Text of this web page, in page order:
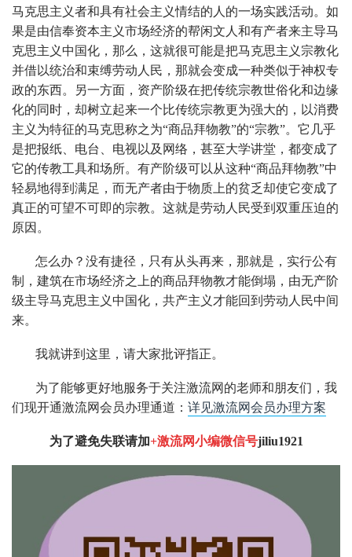
马克思主义者和具有社会主义情结的人的一场实践活动。如
果是由信奉资本主义市场经济的帮闲文人和有产者来主导马
克思主义中国化，那么，这就很可能是把马克思主义宗教化
并借以统治和束缚劳动人民，那就会变成一种类似于神权专
政的东西。另一方面，资产阶级在把传统宗教世俗化和边缘
化的同时，却树立起来一个比传统宗教更为强大的，以消费
主义为特征的马克思称之为“商品拜物教”的“宗教”。它几乎
是把报纸、电台、电视以及网络，甚至大学讲堂，都变成了
它的传教工具和场所。有产阶级可以从这种“商品拜物教”中
轻易地得到满足，而无产者由于物质上的贫乏却使它变成了
真正的可望不可即的宗教。这就是劳动人民受到双重压迫的
原因。
怎么办？没有捷径，只有从头再来，那就是，实行公有
制，建筑在市场经济之上的商品拜物教才能倒塌，由无产阶
级主导马克思主义中国化，共产主义才能回到劳动人民中间
来。
我就讲到这里，请大家批评指正。
为了能够更好地服务于关注激流网的老师和朋友们，我
们现开通激流网会员办理通道： 详见激流网会员办理方案
为了避免失联请加+激流网小编微信号jiliu1921